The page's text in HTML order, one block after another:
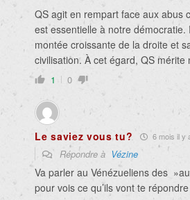
QS agit en rempart face aux abus
est essentielle à notre démocratie.
montée croissante de la droite et
civilisation. À cet égard, QS mérite
1 0
Le saviez vous tu? 6 mois il y
Répondre à Vézine
Va parler au Vénézueliens des
pour vois ce qu’ils vont te répondre